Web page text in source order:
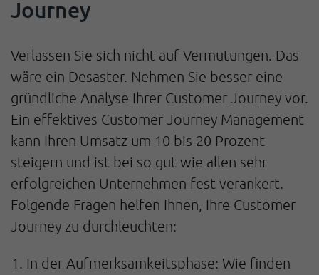
Journey
Verlassen Sie sich nicht auf Vermutungen. Das
wäre ein Desaster. Nehmen Sie besser eine
gründliche Analyse Ihrer Customer Journey vor.
Ein effektives Customer Journey Management
kann Ihren Umsatz um 10 bis 20 Prozent
steigern und ist bei so gut wie allen sehr
erfolgreichen Unternehmen fest verankert.
Folgende Fragen helfen Ihnen, Ihre Customer
Journey zu durchleuchten:
In der Aufmerksamkeitsphase: Wie finden